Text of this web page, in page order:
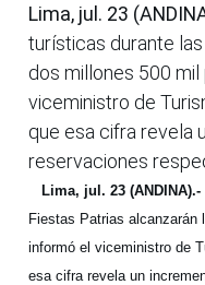
Lima, jul. 23
turísticas durante
dos millones 500 mil
viceministro de
que esa cifra revela
reservaciones
Lima, jul. 23 (ANDINA).-
Fiestas Patrias alcanzarán
informó el viceministro de
esa cifra revela un